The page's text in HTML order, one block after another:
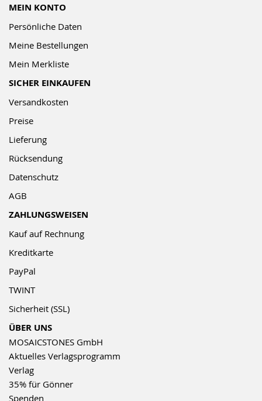
MEIN KONTO
Persönliche Daten
Meine Bestellungen
Mein Merkliste
SICHER EINKAUFEN
Versandkosten
Preise
Lieferung
Rücksendung
Datenschutz
AGB
ZAHLUNGSWEISEN
Kauf auf Rechnung
Kreditkarte
PayPal
TWINT
Sicherheit (SSL)
ÜBER UNS
MOSAICSTONES GmbH
Aktuelles Verlagsprogramm
Verlag
35% für Gönner
Spenden